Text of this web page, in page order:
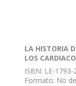
LA HISTORIA
LOS
ISBN: LE-1793-
Formato: No